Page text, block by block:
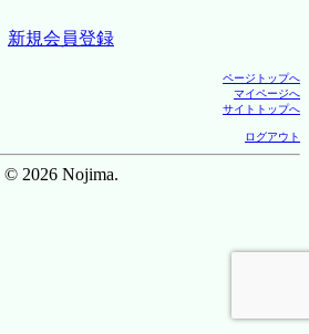
新規会員登録
ページトップへ
マイページへ
サイトトップへ
ログアウト
© 2026 Nojima.